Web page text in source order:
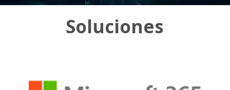
Soluciones